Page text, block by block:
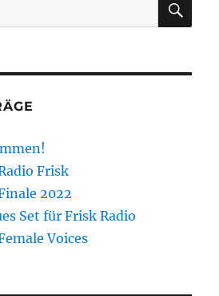
Frisk
2022
Set für Frisk Radio
Voices